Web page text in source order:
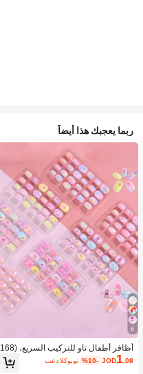
ربما يعجبك هذا أيضاً
6
أظافر أطفال ناو للتركيب السريع، (168
قطعة و 24 قطعة) أظافر صناعية مسبقة
اللصق للأطفال، مجموعة أظافر صناعية
JOD1.08
%10- بعد الكوبون